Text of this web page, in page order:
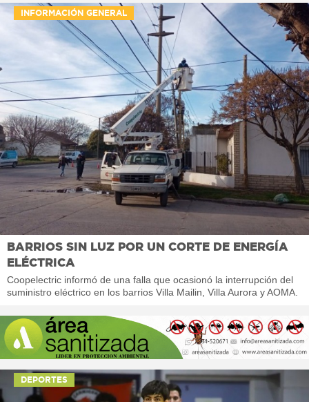
INFORMACIÓN GENERAL
BARRIOS SIN LUZ POR UN CORTE DE ENERGÍA
ELÉCTRICA
Coopelectric informó de una falla que ocasionó la interrupción del
suministro eléctrico en los barrios Villa Mailin, Villa Aurora y AOMA.
DEPORTES